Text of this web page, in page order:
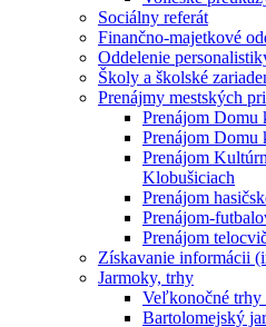
Sociálny referát
Finančno-majetkové
Oddelenie
Školy a školské
Prenájmy mestských
Prenájom Domu
Prenájom
Prenájom
Klobušiciach
Prenájom
Prenájom-
Prenájom
Získavanie informácii
Jarmoky, trhy
Veľkonočné trhy
Bartolomejský